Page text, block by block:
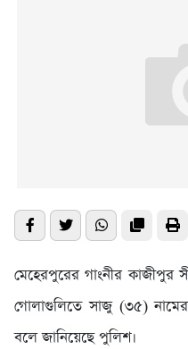
মেহেরপুরের গাংনীর কাজীপুর
গোলাগুলিতে সাজু (৩৫)
বলে জানিয়েছে পুলিশ।